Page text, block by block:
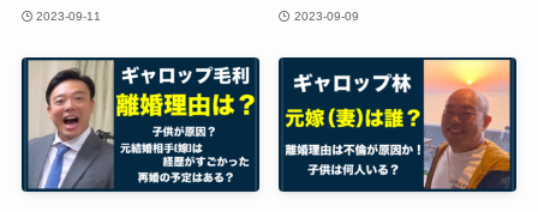
2023-09-11 2023-09-09